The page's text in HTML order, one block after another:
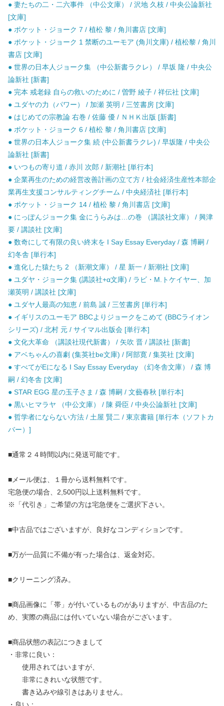
● 妻たちの二・二六事件 （中公文庫） / 沢地 久枝 / 中央公論新社
[文庫]
● ポケット・ジョーク 7 / 植松 黎 / 角川書店 [文庫]
● ポケット・ジョーク 1 禁断のユーモア (角川文庫) / 植松黎 / 角川
書店 [文庫]
● 世界の日本人ジョーク集 （中公新書ラクレ） / 早坂 隆 / 中央公
論新社 [新書]
● 完本 戒老録 自らの救いのために / 曽野 綾子 / 祥伝社 [文庫]
● ユダヤの力（パワー） / 加瀬 英明 / 三笠書房 [文庫]
● はじめての宗教論 右巻 / 佐藤 優 / ＮＨＫ出版 [新書]
● ポケット・ジョーク 6 / 植松 黎 / 角川書店 [文庫]
● 世界の日本人ジョーク集 続 (中公新書ラクレ) / 早坂隆 / 中央公
論新社 [新書]
● いつもの寄り道 / 赤川 次郎 / 新潮社 [単行本]
● 企業再生のための経営改善計画の立て方 / 社会経済生産性本部企
業再生支援コンサルティングチーム / 中央経済社 [単行本]
● ポケット・ジョーク 14 / 植松 黎 / 角川書店 [文庫]
● にっぽんジョーク集 金にうらみは…の巻 （講談社文庫） / 興津
要 / 講談社 [文庫]
● 数奇にして有限の良い終末を I Say Essay Everyday / 森 博嗣 /
幻冬舎 [単行本]
● 進化した猿たち 2 （新潮文庫） / 星 新一 / 新潮社 [文庫]
● ユダヤ・ジョーク集 (講談社+α文庫) / ラビ・M.トケイヤー、加
瀬英明 / 講談社 [文庫]
● ユダヤ人最高の知恵 / 前島 誠 / 三笠書房 [単行本]
● イギリスのユーモア BBCよりジョークをこめて (BBCライオン
シリーズ) / 北村 元 / サイマル出版会 [単行本]
● 文化大革命 （講談社現代新書） / 矢吹 晋 / 講談社 [新書]
● アベちゃんの喜劇 (集英社be文庫) / 阿部寛 / 集英社 [文庫]
● すべてがEになる I Say Essay Everyday （幻冬舎文庫） / 森 博
嗣 / 幻冬舎 [文庫]
● STAR EGG 星の玉子さま / 森 博嗣 / 文藝春秋 [単行本]
● 黒いヒマラヤ （中公文庫） / 陳 舜臣 / 中央公論新社 [文庫]
● 哲学者にならない方法 / 土屋 賢二 / 東京書籍 [単行本（ソフトカ
バー）]
■通常２４時間以内に発送可能です。
■メール便は、１冊から送料無料です。
宅急便の場合、2,500円以上送料無料です。
※「代引き」ご希望の方は宅急便をご選択下さい。
■中古品ではございますが、良好なコンディションです。
■万が一品質に不備が有った場合は、返金対応。
■クリーニング済み。
■商品画像に「帯」が付いているものがありますが、中古品のた
め、実際の商品には付いていない場合がございます。
■商品状態の表記につきまして
・非常に良い：
使用されてはいますが、
非常にきれいな状態です。
書き込みや線引きはありません。